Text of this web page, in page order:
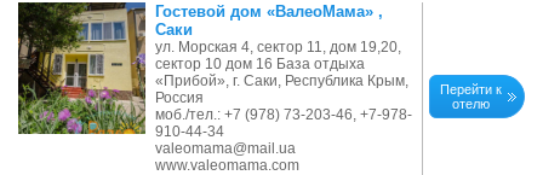
Гостевой дом «ВалеоМама» ,
Саки
ул. Морская 4, сектор 11, дом 19,20,
сектор 10 дом 16 База отдыха
«Прибой», г. Саки, Республика Крым,
Россия
моб./тел.: +7 (978) 73-203-46, +7-978-
910-44-34
valeomama@mail.ua
www.valeomama.com
Перейти к
отелю